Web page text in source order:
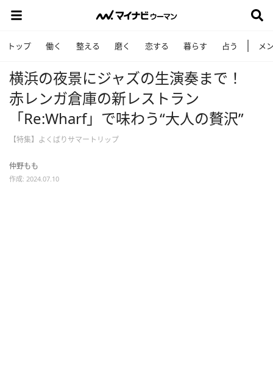
トップ 働く 整える 磨く 恋する 暮らす 占う メ
横浜の夜景にジャズの生演奏まで！
赤レンガ倉庫の新レストラン
「Re:Wharf」で味わう“大人の贅沢”
【特集】よくばりサマートリップ
仲野もも
作成: 2024.07.10